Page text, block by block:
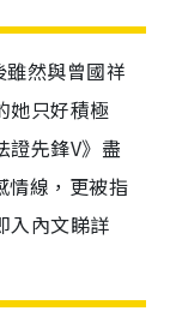
雖然與曾國祥
她只好積極
證先鋒V》盡
情線，更被指
入內文睇詳